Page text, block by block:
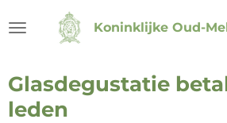
direct
de
hoofdinhoud
Koninklijke Oud-
Glasdegustatie
leden